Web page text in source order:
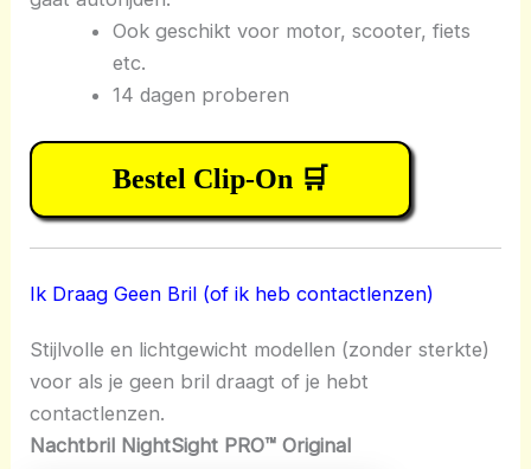
Ook geschikt voor motor, scooter, fiets
etc.
14 dagen proberen
Bestel Clip-On 🛒
Ik Draag Geen Bril (of ik heb contactlenzen)
Stijlvolle en lichtgewicht modellen (zonder sterkte)
voor als je geen bril draagt of je hebt
contactlenzen.
Nachtbril NightSight PRO™ Original